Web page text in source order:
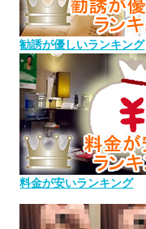
勧誘が優しいランキング
料金が安いランキング